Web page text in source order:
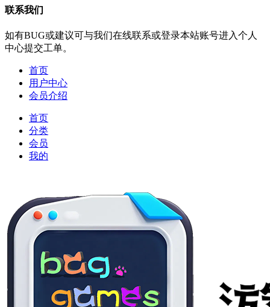
联系我们
如有BUG或建议可与我们在线联系或登录本站账号进入个人
中心提交工单。
首页
用户中心
会员介绍
首页
分类
会员
我的